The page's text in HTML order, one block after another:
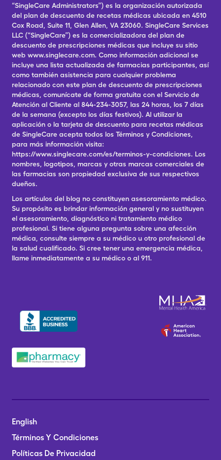
“SingleCare Administrators”) es la organización autorizada
del plan de descuento de recetas médicas ubicada en 4510
Cox Road, Suite 11, Glen Allen, VA 23060. SingleCare Services
LLC (“SingleCare”) es la comercializadora del plan de
descuento de prescripciones médicas que incluye su sitio
web www.singlecare.com. Como información adicional se
incluye una lista actualizada de farmacias participantes, así
como también asistencia para cualquier problema
relacionado con este plan de descuento de prescripciones
médicas, comunícate de forma gratuita con el Servicio de
Atención al Cliente al 844-234-3057, las 24 horas, los 7 días
de la semana (excepto los días festivos). Al utilizar la
aplicación o la tarjeta de descuento para recetas médicas
de SingleCare acepta todos los Términos y Condiciones,
para más información visita:
https://www.singlecare.com/es/terminos-y-condiciones. Los
nombres, logotipos, marcas y otras marcas comerciales de
las farmacias son propiedad exclusiva de sus respectivos
dueños.
Los artículos del blog no constituyen asesoramiento médico.
Su propósito es brindar información general y no sustituyen
el asesoramiento, diagnóstico ni tratamiento médico
profesional. Si tiene alguna pregunta sobre una afección
médica, consulte siempre a su médico u otro profesional de
la salud cualificado. Si cree tener una emergencia médica,
llame inmediatamente a su médico o al 911.
English
Términos Y Condiciones
Políticas De Privacidad